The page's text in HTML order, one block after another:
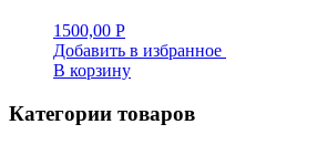
1500,00 Р
Добавить в избранное
В корзину
Категории товаров